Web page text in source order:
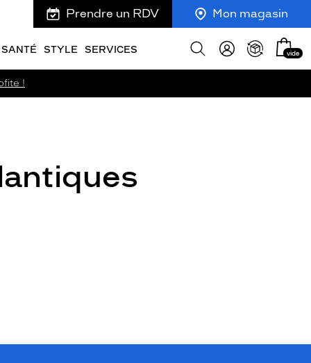
Prendre un RDV Mon magasin
SANTÉ STYLE SERVICES
Afficher
Mon
panier
vide
!